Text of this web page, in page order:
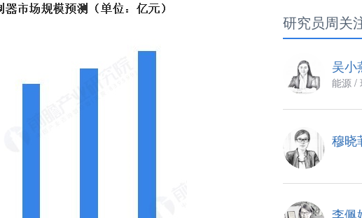
研究员周关
吴小
能源 /
穆晓
李佩